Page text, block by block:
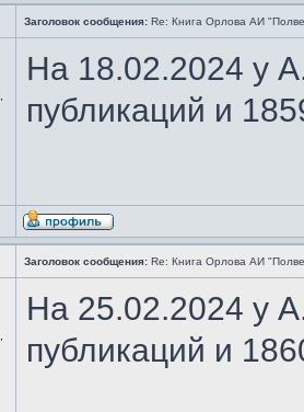
Заголовок сообщения: Re: Книга Орлова АИ
На 18.02.2024 у
публикаций и
Заголовок сообщения: Re: Книга Орлова АИ
На 25.02.2024 у
публикаций и